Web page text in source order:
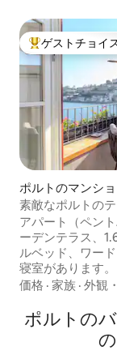
大好評のゲスト
ゲストチョイ
ポルトのマンシ
素敵なポルトの
アパート（ペン
ーデンテラス、
ルベッド、ワー
寝室があります
ファ、4Kテレビ
ム、無料ドリン
す。 キッチンに
庫、食器洗い機
価格 · 家族 · 外観
ポルトの